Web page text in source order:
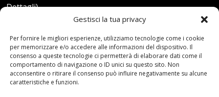
Gestisci la tua privacy
Per fornire le migliori esperienze, utilizziamo tecnologie come i cookie
per memorizzare e/o accedere alle informazioni del dispositivo. Il
consenso a queste tecnologie ci permetterà di elaborare dati come il
comportamento di navigazione o ID unici su questo sito. Non
acconsentire o ritirare il consenso può influire negativamente su alcune
caratteristiche e funzioni.
Dettagli)
05-05-21
By:redazione